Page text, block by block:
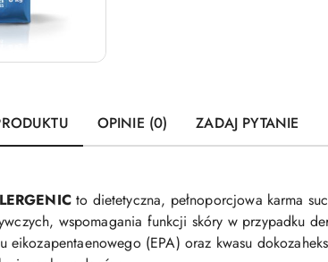
OPINIE (0) ZADAJ PYTANIE
to dietetyczna, pełnoporcjowa karma
wspomagania funkcji skóry w przypadku
(EPA) oraz kwasu